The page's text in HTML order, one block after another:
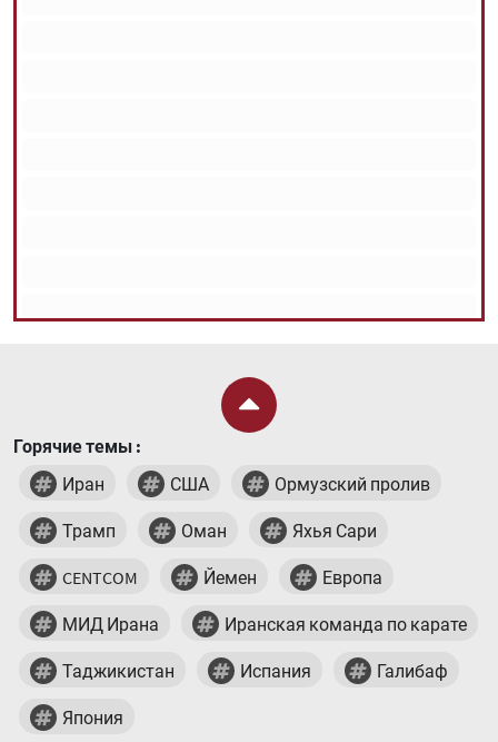
Горячие темы :
Иран
США Ормузский пролив
Трамп Оман Яхья Сари
CENTCOM Йемен Европа
МИД Ирана Иранская команда по карате
Таджикистан Испания Галибаф
Япония